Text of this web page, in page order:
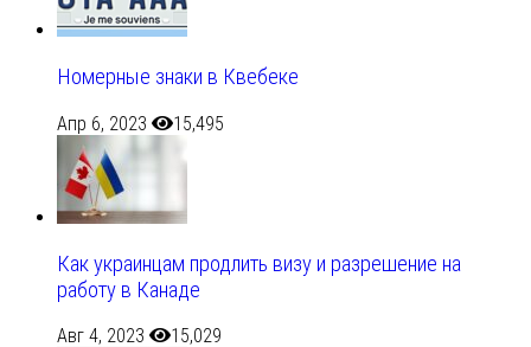
Номерные знаки в Квебеке
Апр 6, 2023 15,495
Как украинцам продлить визу и разрешение на
работу в Канаде
Авг 4, 2023 15,029